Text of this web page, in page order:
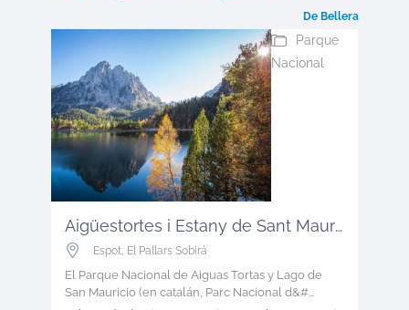
De Bellera
Aigüestortes i Estany de Sant Mauric...
Espot El Pallars Sobirá
El Parque Nacional de Aiguas Tortas y Lago de
San Mauricio (en catalán, Parc Nacional d&#...
Parque
Nacional